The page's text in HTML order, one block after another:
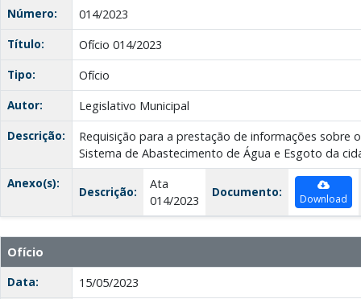
Número:
014/2023
Título:
Ofício 014/2023
Tipo:
Ofício
Autor:
Legislativo Municipal
Descrição:
Requisição para a prestação de informações sobre
Sistema de Abastecimento de Água e Esgoto da
Anexo(s):
Descrição:
Ata
014/2023
Documento: Download
Ofício
Data:
15/05/2023